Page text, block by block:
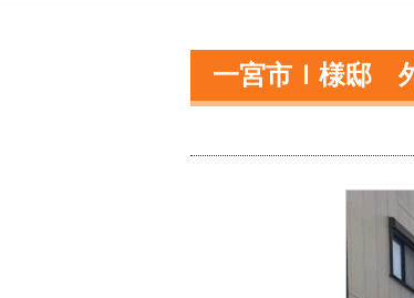
一宮市Ｉ様邸